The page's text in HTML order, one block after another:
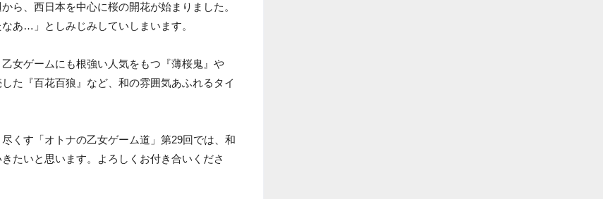
ら、西日本を中心に桜の開花が始まりました。
あ…」としみじみしていしまいます。
女ゲームにも根強い人気をもつ『薄桜鬼』や
た『百花百狼』など、和の雰囲気あふれるタイ
くす「オトナの乙女ゲーム道」第29回では、和
たいと思います。よろしくお付き合いくださ